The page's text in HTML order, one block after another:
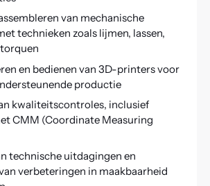
van mechanische
technieken zoals lijmen, lassen,
en bedienen van 3D-printers voor
productie
kwaliteitscontroles, inclusief
CMM (Coordinate Measuring
technische uitdagingen en
verbeteringen in maakbaarheid